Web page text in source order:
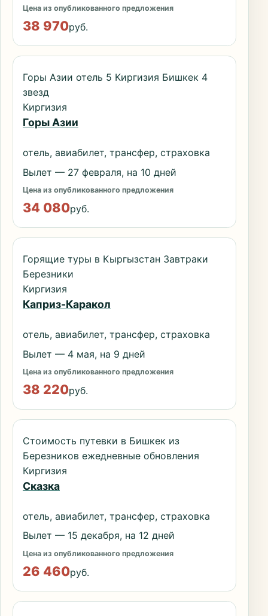
Цена из опубликованного предложения
38 970руб.
Горы Азии отель 5 Киргизия Бишкек 4
звезд
Киргизия
Горы Азии
отель, авиабилет, трансфер, страховка
Вылет — 27 февраля, на 10 дней
Цена из опубликованного предложения
34 080руб.
Горящие туры в Кыргызстан Завтраки
Березники
Киргизия
Каприз-Каракол
отель, авиабилет, трансфер, страховка
Вылет — 4 мая, на 9 дней
Цена из опубликованного предложения
38 220руб.
Стоимость путевки в Бишкек из
Березников ежедневные обновления
Киргизия
Сказка
отель, авиабилет, трансфер, страховка
Вылет — 15 декабря, на 12 дней
Цена из опубликованного предложения
26 460руб.